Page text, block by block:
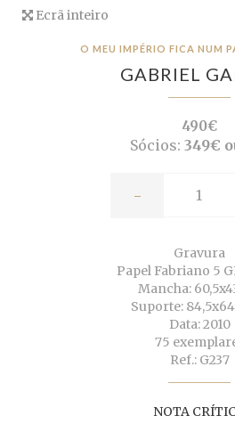
Ecrã inteiro
O MEU IMPÉRIO FICA NUM
GABRIEL
490€
Sócios: 349€
-
Gravura
Papel Fabriano 5
Mancha:
Suporte:
Data: 2010
75
Ref.: G237
NOTA